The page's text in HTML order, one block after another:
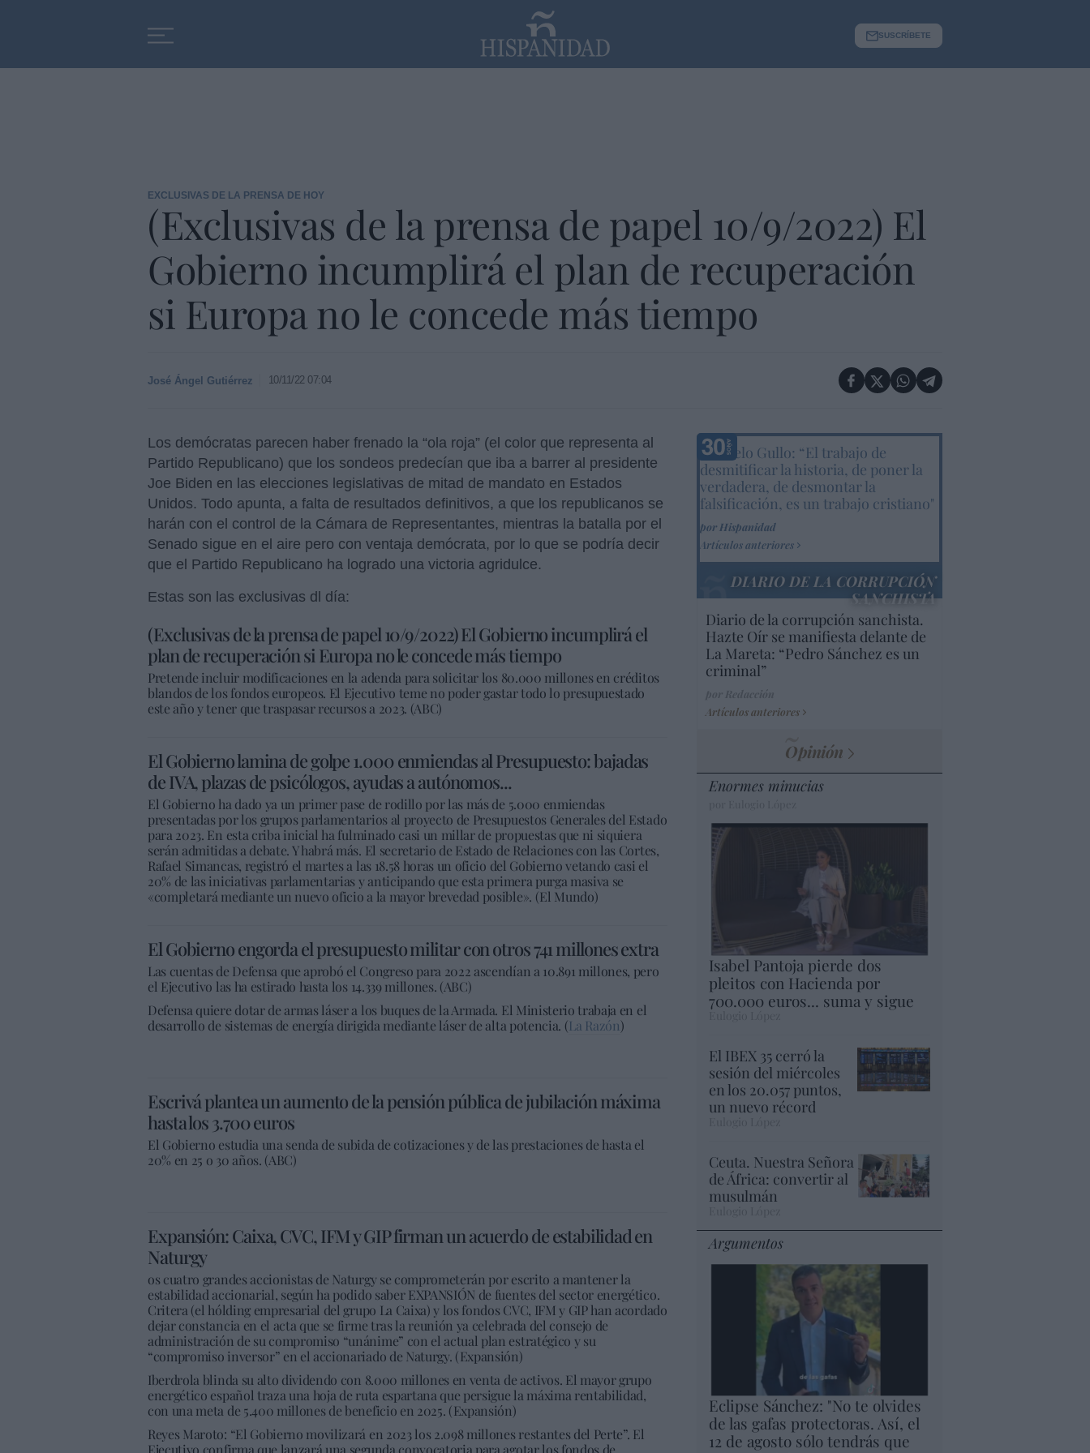
SUSCRÍBETE
EXCLUSIVAS DE LA PRENSA DE HOY
(Exclusivas de la prensa de papel 10/9/2022) El
Gobierno incumplirá el plan de recuperación
si Europa no le concede más tiempo
José Ángel Gutiérrez 10/11/22 07:04
Los demócratas parecen haber frenado la “ola roja” (el color que representa al
Partido Republicano) que los sondeos predecían que iba a barrer al presidente
Joe Biden en las elecciones legislativas de mitad de mandato en Estados
Unidos. Todo apunta, a falta de resultados definitivos, a que los republicanos se
harán con el control de la Cámara de Representantes, mientras la batalla por el
Senado sigue en el aire pero con ventaja demócrata, por lo que se podría decir
que el Partido Republicano ha logrado una victoria agridulce.
Estas son las exclusivas dl día:
(Exclusivas de la prensa de papel 10/9/2022) El Gobierno incumplirá el
plan de recuperación si Europa no le concede más tiempo
Pretende incluir modificaciones en la adenda para solicitar los 80.000 millones en créditos
blandos de los fondos europeos. El Ejecutivo teme no poder gastar todo lo presupuestado
este año y tener que traspasar recursos a 2023. (ABC)
El Gobierno lamina de golpe 1.000 enmiendas al Presupuesto: bajadas
de IVA, plazas de psicólogos, ayudas a autónomos...
El Gobierno ha dado ya un primer pase de rodillo por las más de 5.000 enmiendas
presentadas por los grupos parlamentarios al proyecto de Presupuestos Generales del Estado
para 2023. En esta criba inicial ha fulminado casi un millar de propuestas que ni siquiera
serán admitidas a debate. Y habrá más. El secretario de Estado de Relaciones con las Cortes,
Rafael Simancas, registró el martes a las 18.58 horas un oficio del Gobierno vetando casi el
20% de las iniciativas parlamentarias y anticipando que esta primera purga masiva se
«completará mediante un nuevo oficio a la mayor brevedad posible». (El Mundo)
El Gobierno engorda el presupuesto militar con otros 741 millones extra
Las cuentas de Defensa que aprobó el Congreso para 2022 ascendían a 10.891 millones, pero
el Ejecutivo las ha estirado hasta los 14.339 millones. (ABC)
Defensa quiere dotar de armas láser a los buques de la Armada. El Ministerio trabaja en el
desarrollo de sistemas de energía dirigida mediante láser de alta potencia. (La Razón)
Escrivá plantea un aumento de la pensión pública de jubilación máxima
hasta los 3.700 euros
El Gobierno estudia una senda de subida de cotizaciones y de las prestaciones de hasta el
20% en 25 o 30 años. (ABC)
Expansión: Caixa, CVC, IFM y GIP firman un acuerdo de estabilidad en
Naturgy
os cuatro grandes accionistas de Naturgy se comprometerán por escrito a mantener la
estabilidad accionarial, según ha podido saber EXPANSIÓN de fuentes del sector energético.
Critera (el hólding empresarial del grupo La Caixa) y los fondos CVC, IFM y GIP han acordado
dejar constancia en el acta que se firme tras la reunión ya celebrada del consejo de
administración de su compromiso “unánime” con el actual plan estratégico y su
“compromiso inversor” en el accionariado de Naturgy. (Expansión)
Iberdrola blinda su alto dividendo con 8.000 millones en venta de activos. El mayor grupo
energético español traza una hoja de ruta espartana que persigue la máxima rentabilidad,
con una meta de 5.400 millones de beneficio en 2025. (Expansión)
Reyes Maroto: “El Gobierno movilizará en 2023 los 2.098 millones restantes del Perte”. El
Ejecutivo confirma que lanzará una segunda convocatoria para agotar los fondos de
Marcelo Gullo: “El trabajo de
desmitificar la historia, de poner la
verdadera, de desmontar la
falsificación, es un trabajo cristiano"
por Hispanidad
Artículos anteriores
DIARIO DE LA CORRUPCIÓN
SANCHISTA
Diario de la corrupción sanchista.
Hazte Oír se manifiesta delante de
La Mareta: “Pedro Sánchez es un
criminal”
Artículos anteriores
Opinión
Enormes minucias
Isabel Pantoja pierde dos
pleitos con Hacienda por
700.000 euros... suma y sigue
El IBEX 35 cerró la
sesión del miércoles
en los 20.057 puntos,
un nuevo récord
Ceuta. Nuestra Señora
de África: convertir al
musulmán
Argumentos
Eclipse Sánchez: "No te olvides
de las gafas protectoras. Así, el
12 de agosto sólo tendrás que